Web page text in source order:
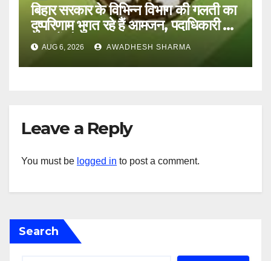
बिहार सरकार के विभिन्न विभाग की गलती का
दुष्परिणाम भुगत रहे हैं आमजन, पदाधिकारी और
अन्य हैं मौन
AUG 6, 2026 AWADHESH SHARMA
Leave a Reply
You must be logged in to post a comment.
Search